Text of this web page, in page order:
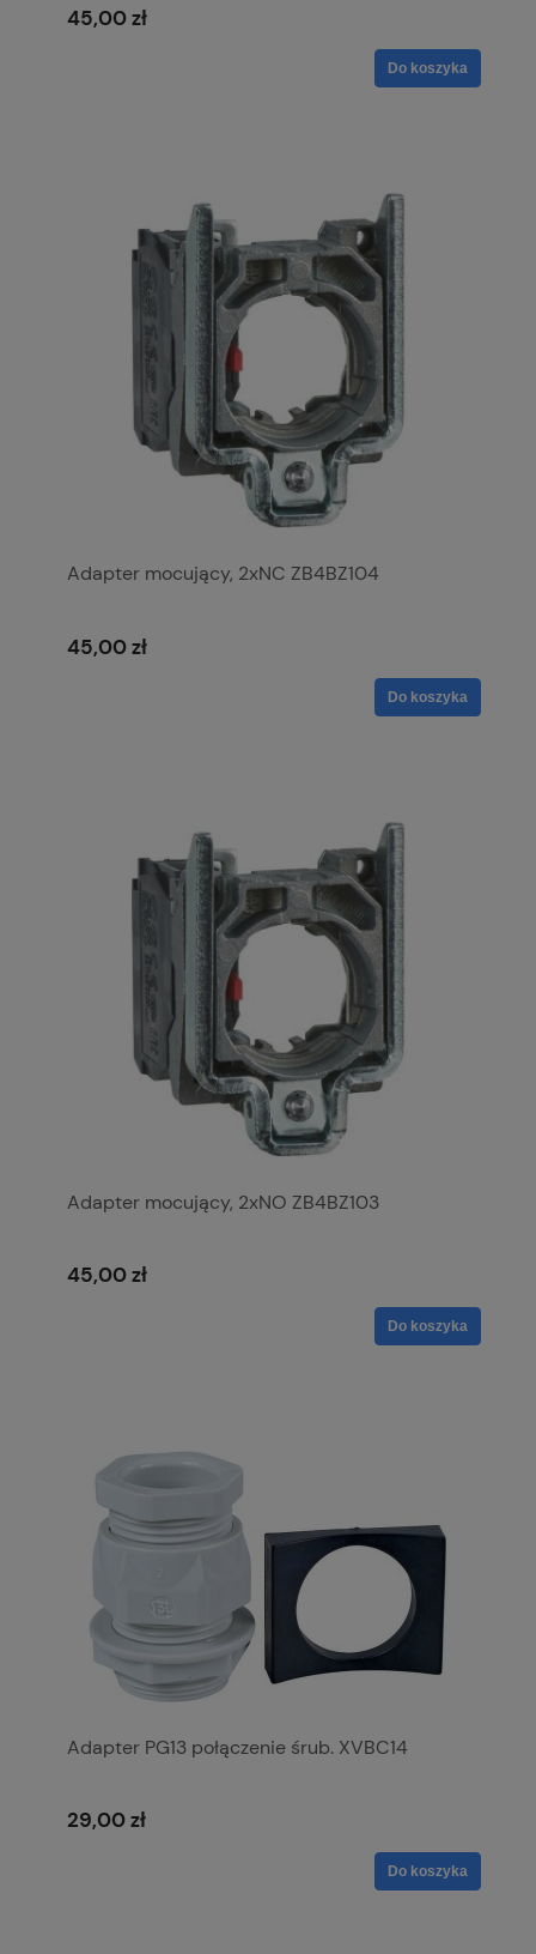
45,00 zł
Do koszyka
Adapter mocujący, 2xNC ZB4BZ104
45,00 zł
Do koszyka
Adapter mocujący, 2xNO ZB4BZ103
45,00 zł
Do koszyka
Adapter PG13 połączenie śrub. XVBC14
29,00 zł
Do koszyka